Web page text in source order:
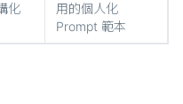
化
用的個人化
Prompt 範本